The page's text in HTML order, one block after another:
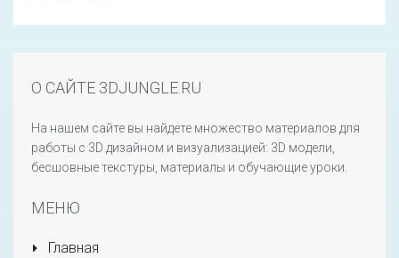
О САЙТЕ 3DJUNGLE.RU
На нашем сайте вы найдете множество материалов для
работы с 3D дизайном и визуализацией: 3D модели,
бесшовные текстуры, материалы и обучающие уроки.
МЕНЮ
Главная